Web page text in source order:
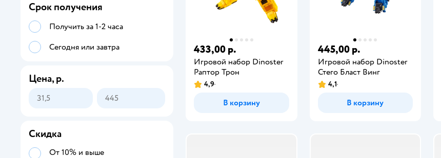
433,00 р.
Игровой набор Dinoster
Раптор Трон
4,9
В корзину
445,00 р.
Игровой набор Dinoster
Стего Бласт Винг
4,1
В корзину
Срок получения
Получить за 1-2 часа
Сегодня или завтра
Цена, р.
Скидка
От 10% и выше